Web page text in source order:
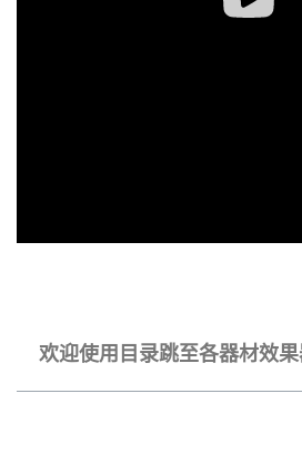
欢迎使用目录跳至各器材效